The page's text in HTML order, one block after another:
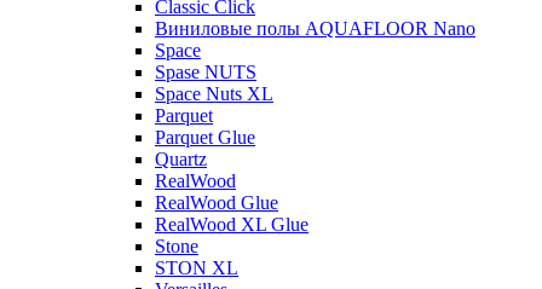
Classic Click
Виниловые полы AQUAFLOOR Nano
Space
Spase NUTS
Space Nuts XL
Parquet
Parquet Glue
Quartz
RealWood
RealWood Glue
RealWood XL Glue
Stone
STON XL